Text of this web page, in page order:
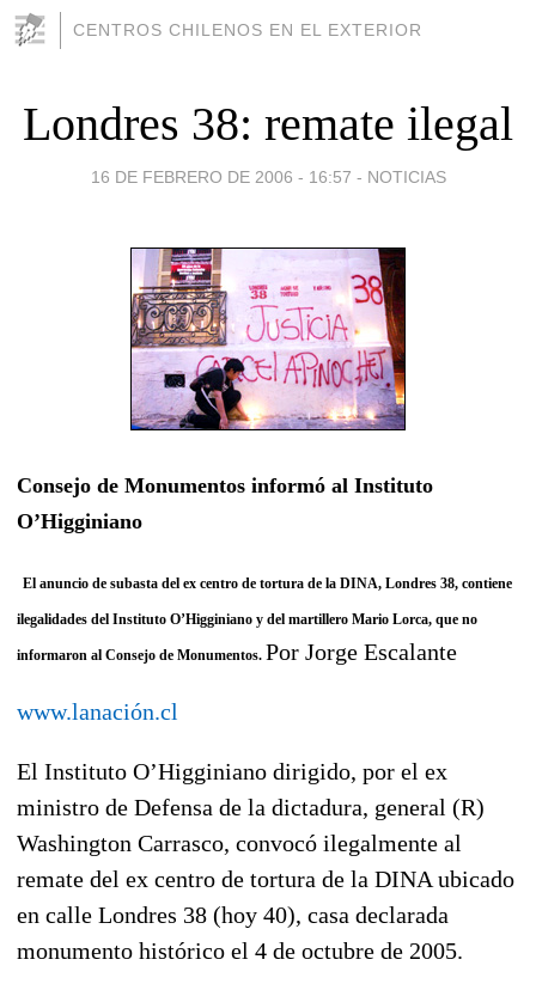
CENTROS CHILENOS EN EL EXTERIOR
Londres 38: remate ilegal
16 DE FEBRERO DE 2006 - 16:57 - NOTICIAS
Consejo de Monumentos informó al Instituto
O’Higginiano
El anuncio de subasta del ex centro de tortura de la DINA, Londres 38, contiene
ilegalidades del Instituto O’Higginiano y del martillero Mario Lorca, que no
informaron al Consejo de Monumentos. Por Jorge Escalante
www.lanación.cl
El Instituto O’Higginiano dirigido, por el ex
ministro de Defensa de la dictadura, general (R)
Washington Carrasco, convocó ilegalmente al
remate del ex centro de tortura de la DINA ubicado
en calle Londres 38 (hoy 40), casa declarada
monumento histórico el 4 de octubre de 2005.